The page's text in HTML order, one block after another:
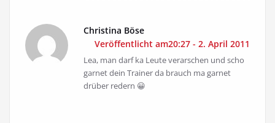
Christina Böse
Veröffentlicht am20:27 - 2. April 2011
Lea, man darf ka Leute verarschen und scho
garnet dein Trainer da brauch ma garnet
drüber redern 😀